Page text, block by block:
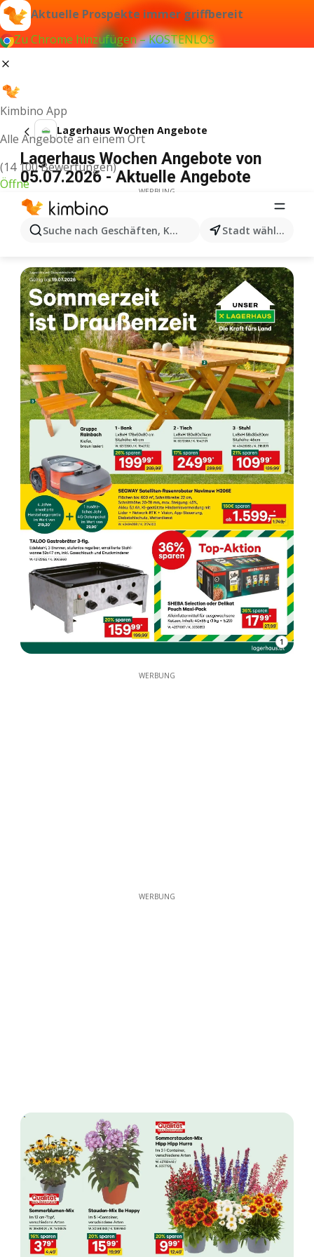
Aktuelle Prospekte immer griffbereit
Zu Chrome hinzufügen – KOSTENLOS
Kimbino App
Alle Angebote an einem Ort
(14 100 Bewertungen)
Öffne
Suche nach Geschäften, Kategorien, Produkten...
Stadt wählen
Lagerhaus Wochen Angebote
Lagerhaus Wochen Angebote von
05.07.2026 - Aktuelle Angebote
WERBUNG
1
WERBUNG
WERBUNG